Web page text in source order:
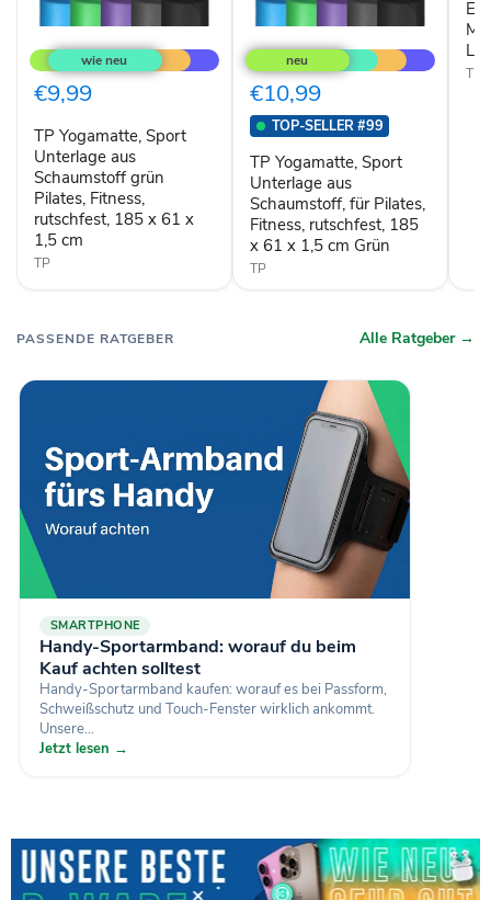
TP
Yogamatte,
Sport
Unterlage
aus
grün
Pilates,
Fitness,
rutschfest,
185
x
61
x
€9,99
TP Yogamatte, Sport
Unterlage aus
Schaumstoff grün
Pilates, Fitness,
rutschfest, 185 x 61 x
1,5 cm
TP
TP
Yogamatte,
Sport
Unterlage
aus
Schaumstoff,
für
Pilates,
Fitness,
rutschfest,
185
x
61
x
1,5
€10,99
TOP-SELLER #99
TP Yogamatte, Sport
Unterlage aus
Schaumstoff, für Pilates,
Fitness, rutschfest, 185
x 61 x 1,5 cm Grün
TP
ca.
75
x
Lila
TP
PASSENDE RATGEBER Alle Ratgeber →
SMARTPHONE
Handy-Sportarmband: worauf du beim
Kauf achten solltest
Handy-Sportarmband kaufen: worauf es bei Passform,
Schweißschutz und Touch-Fenster wirklich ankommt.
Unsere...
Jetzt lesen →